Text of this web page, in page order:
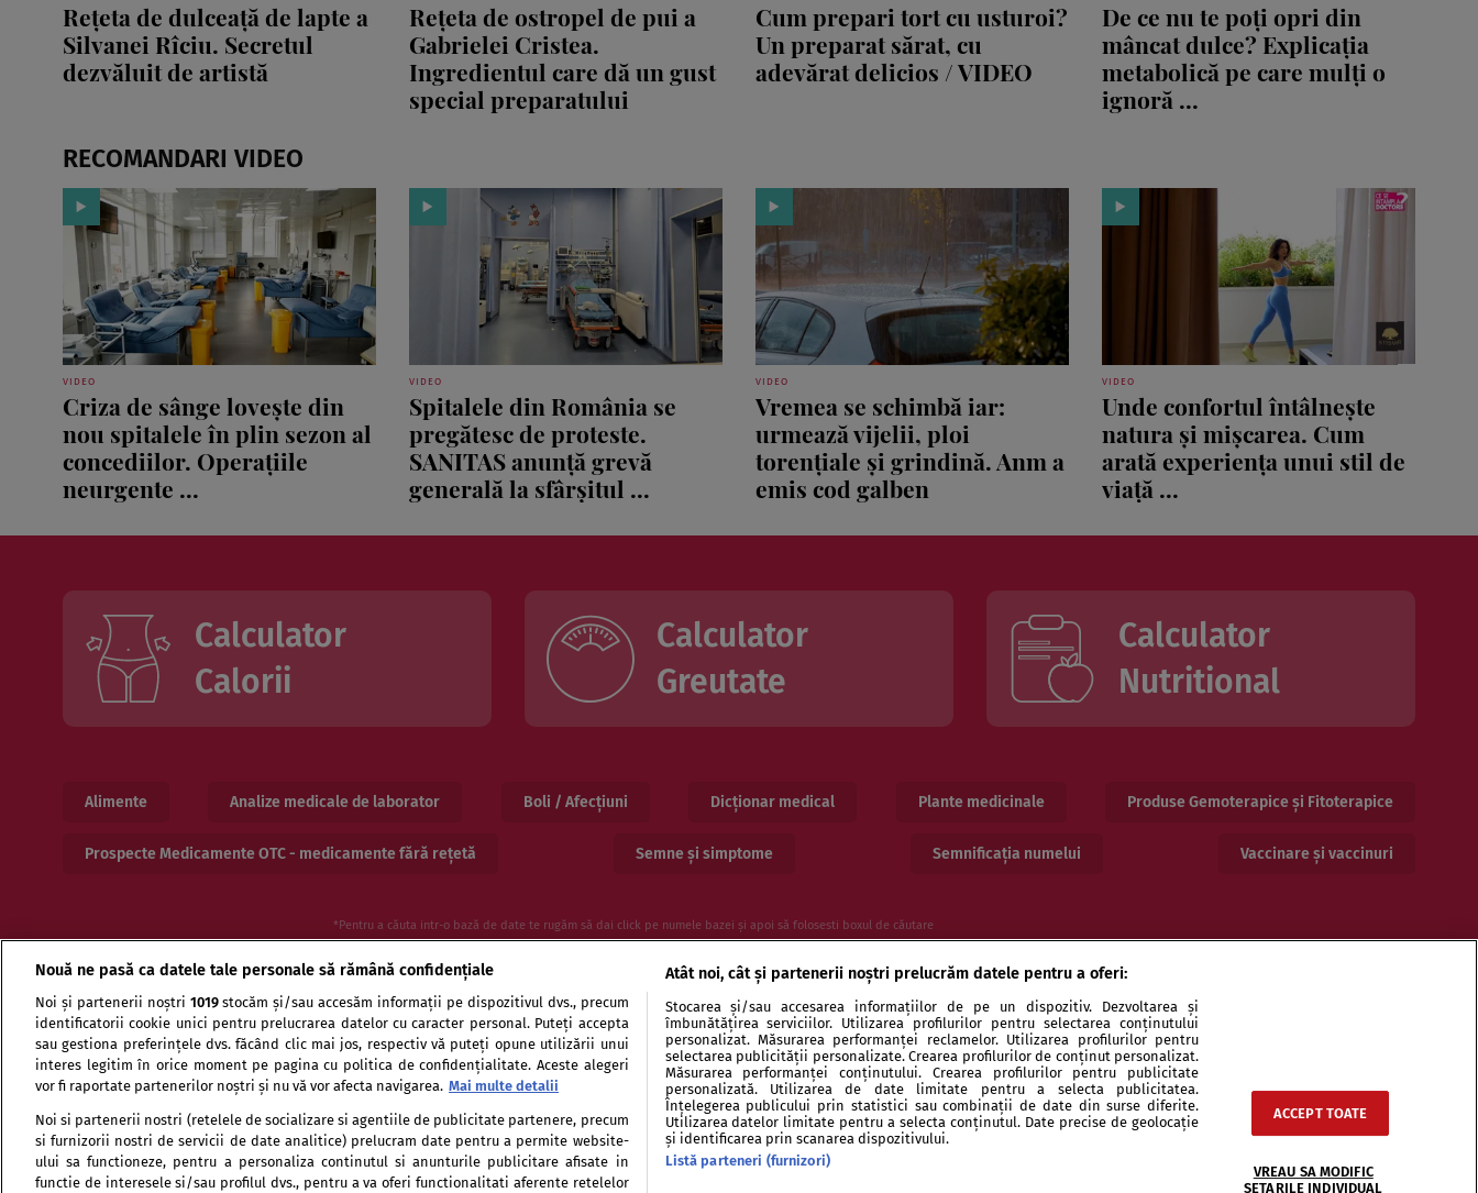
Rețeta de dulceață de lapte a
Silvanei Rîciu. Secretul
dezvăluit de artistă
Rețeta de ostropel de pui a
Gabrielei Cristea.
Ingredientul care dă un gust
special preparatului
Cum prepari tort cu usturoi?
Un preparat sărat, cu
adevărat delicios / VIDEO
De ce nu te poți opri din
mâncat dulce? Explicația
metabolică pe care mulți o
ignoră ...
RECOMANDARI VIDEO
VIDEO
Criza de sânge lovește din
nou spitalele în plin sezon al
concediilor. Operațiile
neurgente ...
VIDEO
Spitalele din România se
pregătesc de proteste.
SANITAS anunță grevă
generală la sfârșitul ...
VIDEO
Vremea se schimbă iar:
urmează vijelii, ploi
torențiale și grindină. Anm a
emis cod galben
VIDEO
Unde confortul întâlnește
natura și mișcarea. Cum
arată experiența unui stil de
viață ...
Calculator
Calorii
Calculator
Greutate
Calculator
Nutritional
Alimente Analize medicale de laborator Boli / Afecțiuni Dicționar medical Plante medicinale Produse Gemoterapice și Fitoterapice
Prospecte Medicamente OTC - medicamente fără rețetă Semne și simptome Semnificația numelui Vaccinare și vaccinuri
*Pentru a căuta intr-o bază de date te rugăm să dai click pe numele bazei și apoi să folosesti boxul de căutare
Termeni si conditii de utilizare Politica de confidentialitate Politica de cookies Publicitate Autori și specialiști Echipa Contact Sitemap
Nouă ne pasă ca datele tale personale să rămână confidențiale
Noi și partenerii noștri 1019stocăm și/sau accesăm informații pe dispozitivul dvs., precum
identificatorii cookie unici pentru prelucrarea datelor cu caracter personal. Puteți accepta
sau gestiona preferințele dvs. făcând clic mai jos, respectiv vă puteți opune utilizării unui
interes legitim în orice moment pe pagina cu politica de confidențialitate. Aceste alegeri
vor fi raportate partenerilor noștri și nu vă vor afecta navigarea. Mai multe detalii
Noi si partenerii nostri (retelele de socializare si agentiile de publicitate partenere, precum
si furnizorii nostri de servicii de date analitice) prelucram date pentru a permite website-
ului sa functioneze, pentru a personaliza continutul si anunturile publicitare afisate in
functie de interesele si/sau profilul dvs., pentru a va oferi functionalitati aferente retelelor
Atât noi, cât și partenerii noștri prelucrăm datele pentru a oferi:
Stocarea și/sau accesarea informațiilor de pe un dispozitiv. Dezvoltarea și
îmbunătățirea serviciilor. Utilizarea profilurilor pentru selectarea conținutului
personalizat. Măsurarea performanței reclamelor. Utilizarea profilurilor pentru
selectarea publicității personalizate. Crearea profilurilor de conținut personalizat.
Măsurarea performanței conținutului. Crearea profilurilor pentru publicitate
personalizată. Utilizarea de date limitate pentru a selecta publicitatea.
Înțelegerea publicului prin statistici sau combinații de date din surse diferite.
Utilizarea datelor limitate pentru a selecta conținutul. Date precise de geolocație
și identificarea prin scanarea dispozitivului.
Listă parteneri (furnizori)
ACCEPT TOATE
VREAU SA MODIFIC
SETARILE INDIVIDUAL